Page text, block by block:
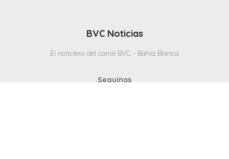
BVC Noticias
El noticiero del canal BVC - Bahia Blanca
Seguinos